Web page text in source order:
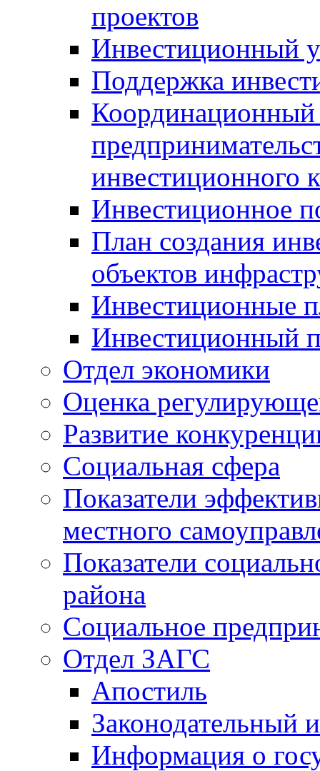
проектов
Инвестиционный
Поддержка
Координационный
инвестиционного
Инвестиционное
План создания
объектов
Инвестиционные
Инвестиционный
Отдел экономики
Оценка
Развитие
Социальная сфера
Показатели
местного
Показатели
района
Социальное
Отдел ЗАГС
Апостиль
Законодательный
Информация о